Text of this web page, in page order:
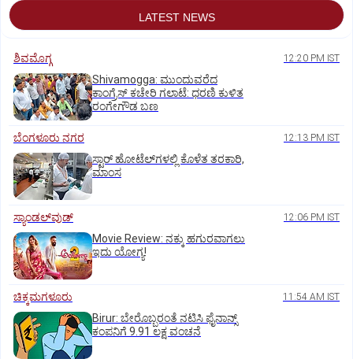
LATEST NEWS
ಶಿವಮೊಗ್ಗ 12:20 PM IST
Shivamogga: ಮುಂದುವರೆದ
ಕಾಂಗ್ರೆಸ್ ಕಚೇರಿ ಗಲಾಟೆ: ಧರಣಿ ಕುಳಿತ
ರಂಗೇಗೌಡ ಬಣ
ಬೆಂಗಳೂರು ನಗರ 12:13 PM IST
ಸ್ಟಾರ್‌ ಹೋಟೆಲ್‌ಗ‌ಳಲ್ಲಿ ಕೊಳೆತ ತರಕಾರಿ,
ಮಾಂಸ
ಸ್ಯಾಂಡಲ್‌ವುಡ್‌ 12:06 PM IST
Movie Review: ನಕ್ಕು ಹಗುರವಾಗಲು
ಇದು ಯೋಗ್ಯ!
ಚಿಕ್ಕಮಗಳೂರು 11:54 AM IST
Birur: ಬೇರೊಬ್ಬರಂತೆ ನಟಿಸಿ ಫೈನಾನ್ಸ್
ಕಂಪನಿಗೆ 9.91 ಲಕ್ಷ ವಂಚನೆ